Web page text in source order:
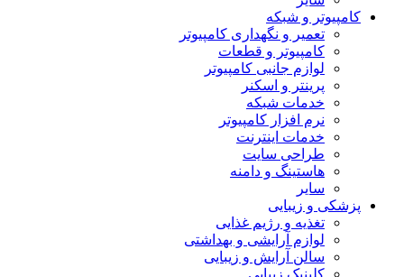
کامپیوتر و شبکه
تعمیر و نگهداری کامپیوتر
کامپیوتر و قطعات
لوازم جانبی کامپیوتر
پرینتر و اسکنر
خدمات شبکه
نرم افزار کامپیوتر
خدمات اینترنت
طراحی سایت
هاستینگ و دامنه
سایر
پزشکی و زیبایی
تغذیه و رژیم غذایی
لوازم آرایشی و بهداشتی
سالن آرایش و زیبایی